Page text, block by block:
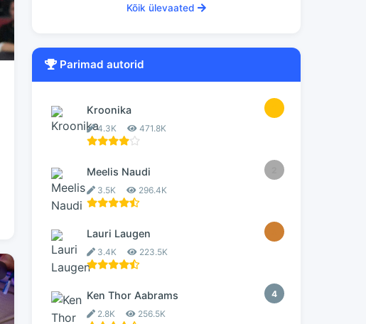
Kõik ülevaated
Parimad autorid
Kroonika
4.3K 471.8K
Meelis Naudi
3.5K 296.4K
Lauri Laugen
3.4K 223.5K
4
Ken Thor Aabrams
2.8K 256.5K